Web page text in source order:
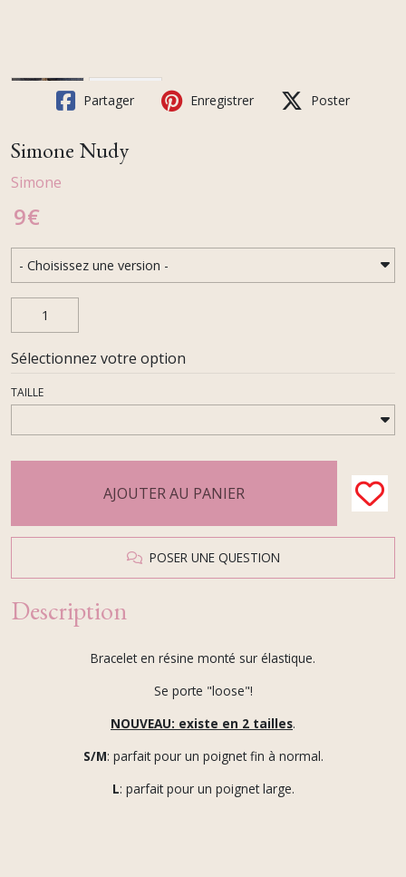
Partager Enregistrer Poster
Simone Nudy
Simone
9€
Sélectionnez votre option
TAILLE
AJOUTER AU PANIER
POSER UNE QUESTION
Description
Bracelet en résine monté sur élastique.
Se porte "loose"!
NOUVEAU: existe en 2 tailles.
S/M: parfait pour un poignet fin à normal.
L: parfait pour un poignet large.